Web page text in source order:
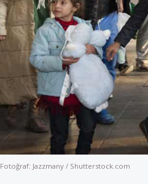
Fotoğraf: Jazzmany / Shutterstock.com